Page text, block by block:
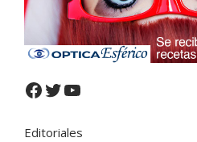
Facebook
Twitter
YouTube
Editoriales